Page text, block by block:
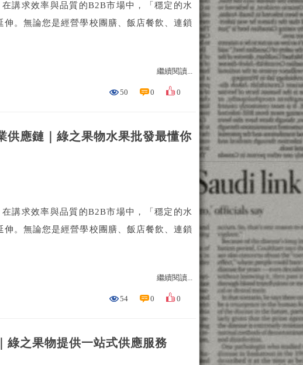
講求效率與品質的B2B市場中，「穩定的水
。無論您是經營學校團膳、飯店餐飲、連鎖
繼續閱讀...
50 0 0
供應鏈｜綠之果物水果批發最懂你
講求效率與品質的B2B市場中，「穩定的水
。無論您是經營學校團膳、飯店餐飲、連鎖
繼續閱讀...
54 0 0
綠之果物提供一站式供應服務